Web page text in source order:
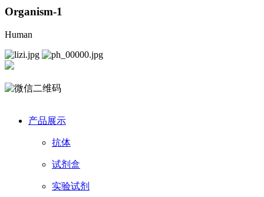
Organism-1
Human
产品展示
抗体
试剂盒
实验试剂